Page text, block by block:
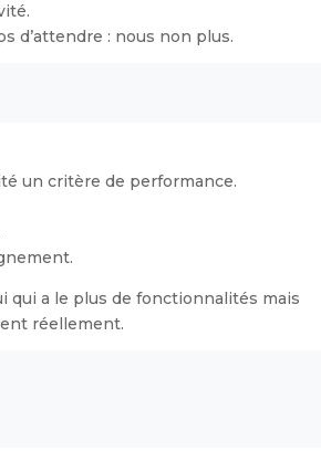
d’attendre : nous non plus.
un critère de performance.
qui a le plus de fonctionnalités mais
réellement.